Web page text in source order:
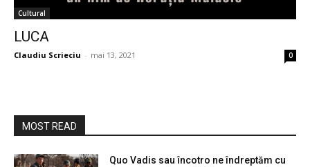
Cultural
LUCA
Claudiu Scrieciu - mai 13, 2021 0
MOST READ
Quo Vadis sau încotro ne îndreptăm cu